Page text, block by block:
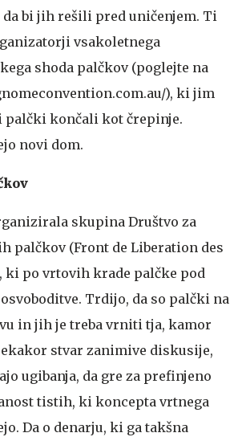
da bi jih rešili pred uničenjem. Ti
vsakoletnega
shoda palčkov (poglejte na
), ki jim
palčki končali kot črepinje.
novi dom.
skupina Društvo za
palčkov (Front de Liberation des
ki po vrtovih krade palčke pod
Trdijo, da so palčki na
in jih je treba vrniti tja, kamor
stvar zanimive diskusije,
ugibanja, da gre za prefinjeno
tistih, ki koncepta vrtnega
Da o denarju, ki ga takšna